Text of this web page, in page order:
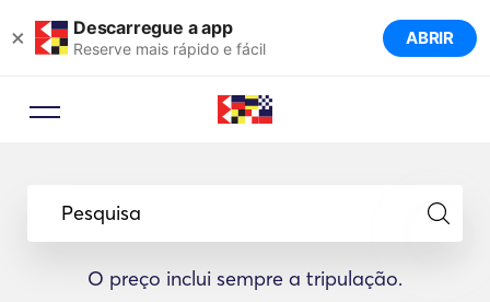
× Descarregue a app
Reserve mais rápido e fácil ABRIR
Pesquisa
O preço inclui sempre a tripulação.